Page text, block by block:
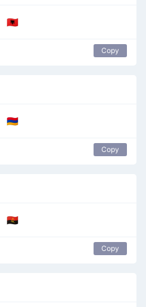
🇦🇱
Copy
🇦🇲
Copy
🇦🇴
Copy